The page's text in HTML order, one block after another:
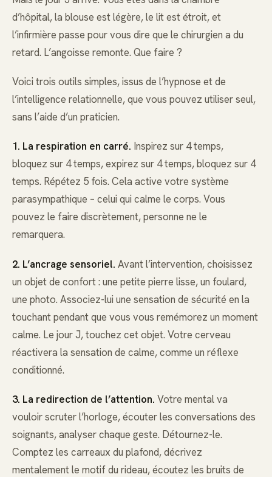
d’hôpital, la blouse est légère, le lit est étroit, et
l’infirmière passe pour vous dire que le chirurgien a du
retard. L’angoisse remonte. Que faire ?
Voici trois outils simples, issus de l’hypnose et de
l’intelligence relationnelle, que vous pouvez utiliser seul,
sans l’aide d’un praticien.
1. La respiration en carré. Inspirez sur 4 temps,
bloquez sur 4 temps, expirez sur 4 temps, bloquez sur 4
temps. Répétez 5 fois. Cela active votre système
parasympathique – celui qui calme le corps. Vous
pouvez le faire discrètement, personne ne le
remarquera.
2. L’ancrage sensoriel. Avant l’intervention, choisissez
un objet de confort : une petite pierre lisse, un foulard,
une photo. Associez-lui une sensation de sécurité en la
touchant pendant que vous vous remémorez un moment
calme. Le jour J, touchez cet objet. Votre cerveau
réactivera la sensation de calme, comme un réflexe
conditionné.
3. La redirection de l’attention. Votre mental va
vouloir scruter l’horloge, écouter les conversations des
soignants, analyser chaque geste. Détournez-le.
Comptez les carreaux du plafond, décrivez
mentalement le motif du rideau, écoutez les bruits de